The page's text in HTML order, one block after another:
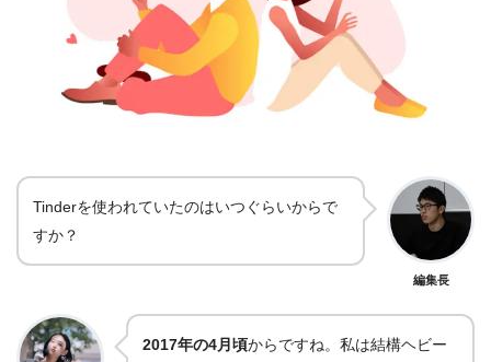
Tinderを使われていたのはいつぐらいからで
すか？
編集長
2017年の4月頃からですね。私は結構ヘビー